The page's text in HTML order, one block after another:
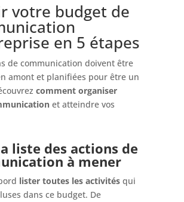
votre budget de
en 5 étapes
de communication doivent être
amont et planifiées pour être un
comment organiser
et atteindre vos
liste des actions de
à mener
lister toutes les activitésqui
dans ce budget. De